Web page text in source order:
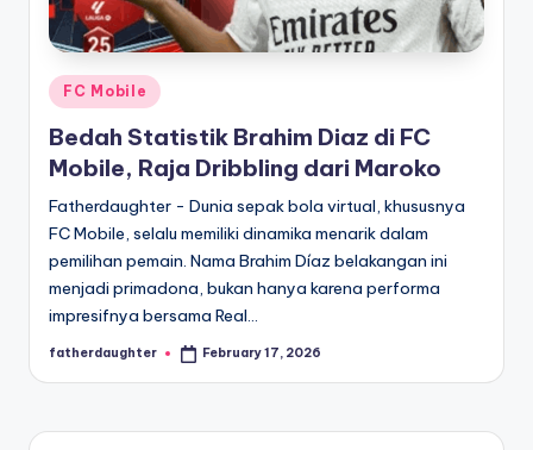
-
S
p
o
r
t
s
analisis,
dan
liputan
mendalam
seputar
dunia
e-
sport
dan
gaming
kompetitif.
Posted
in
FC Mobile
Bedah Statistik Brahim Diaz di FC
Mobile, Raja Dribbling dari Maroko
Fatherdaughter - Dunia sepak bola virtual, khususnya
FC Mobile, selalu memiliki dinamika menarik dalam
pemilihan pemain. Nama Brahim Díaz belakangan ini
menjadi primadona, bukan hanya karena performa
impresifnya bersama Real…
Posted
fatherdaughter February 17, 2026